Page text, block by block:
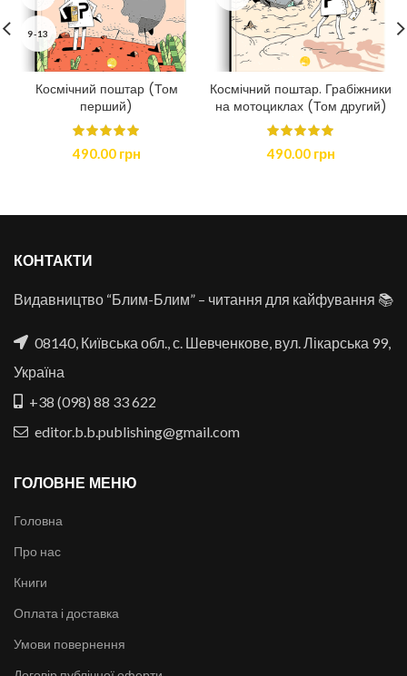
9-13
Космічний поштар (Том
перший)
490.00грн
Космічний поштар. Грабіжники
на мотоциклах (Том другий)
490.00грн
КОНТАКТИ
Видавництво “Блим-Блим” – читання для кайфування 📚
08140, Київська обл., с. Шевченкове, вул. Лікарська 99,
Україна
+38 (098) 88 33 622
editor.b.b.publishing@gmail.com
ГОЛОВНЕ МЕНЮ
Головна
Про нас
Книги
Оплата і доставка
Умови повернення